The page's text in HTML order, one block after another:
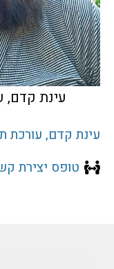
עינת קדם,
עינת קדם, עורכת
טופס יצירת